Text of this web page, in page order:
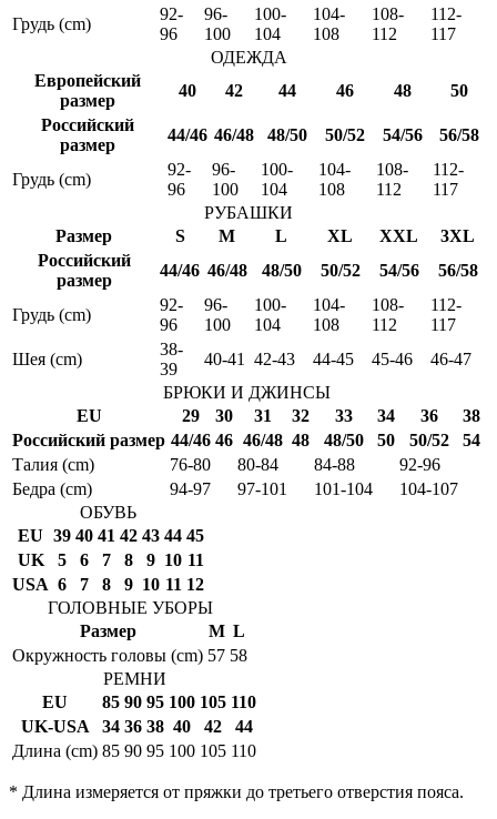
Грудь (cm)
92-
96
96-
100
100-
104
104-
108
108-
112
112-
117
ОДЕЖДА
Европейский
размер
40 42 44 46 48
50
Российский
размер
44/46 46/48 48/50 50/52 54/56 56/58
Грудь (cm)
92-
96
96-
100
100-
104
104-
108
108-
112
112-
117
РУБАШКИ
Размер
S M L XL XXL
3XL
Российский
размер
44/46 46/48 48/50 50/52 54/56 56/58
Грудь (cm)
92-
96
96-
100
100-
104
104-
108
108-
112
112-
117
Шея (cm)
38-
39
40-41 42-43 44-45 45-46
46-47
БРЮКИ И ДЖИНСЫ
EU
29 30 31 32 33 34 36
38
Российский размер 44/46 46 46/48 48 48/50 50 50/52
54
Талия (cm)
76-80 80-84 84-88
92-96
Бедра (cm)
94-97 97-101 101-104
104-107
ОБУВЬ
EU 39 40 41 42 43 44 45
UK
5 6 7 8 9 10 11
USA 6 7 8 9 10 11 12
ГОЛОВНЫЕ УБОРЫ
Размер
M L
Окружность головы (cm) 57 58
РЕМНИ
EU
85 90 95 100 105 110
UK-USA
34 36 38 40 42
44
Длина (cm) 85 90 95 100 105 110
* Длина измеряется от пряжки до третьего отверстия пояса.